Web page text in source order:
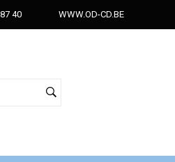
40 WWW.OD-CD.BE